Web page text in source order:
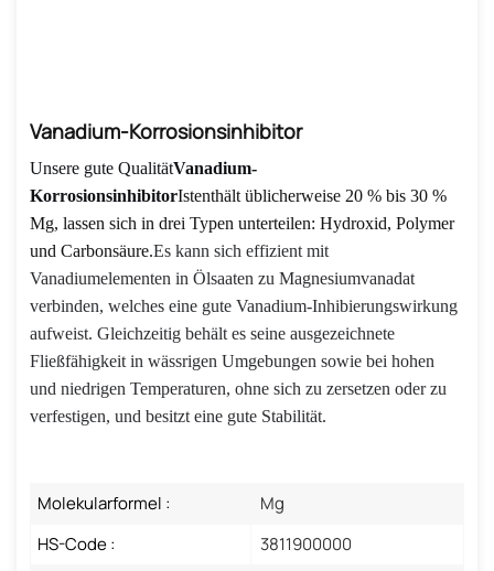
Vanadium-Korrosionsinhibitor
Unsere gute QualitätVanadium-
KorrosionsinhibitorIstenthält üblicherweise 20 % bis 30 %
Mg, lassen sich in drei Typen unterteilen: Hydroxid, Polymer
und Carbonsäure.Es kann sich effizient mit
Vanadiumelementen in Ölsaaten zu Magnesiumvanadat
verbinden, welches eine gute Vanadium-Inhibierungswirkung
aufweist. Gleichzeitig behält es seine ausgezeichnete
Fließfähigkeit in wässrigen Umgebungen sowie bei hohen
und niedrigen Temperaturen, ohne sich zu zersetzen oder zu
verfestigen, und besitzt eine gute Stabilität.
Molekularformel :
Mg
HS-Code :
3811900000